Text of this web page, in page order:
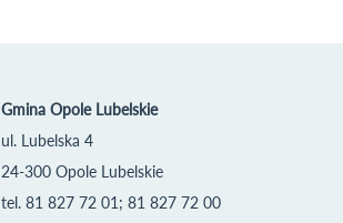
Gmina Opole Lubelskie
ul. Lubelska 4
24-300 Opole Lubelskie
tel. 81 827 72 01; 81 827 72 00